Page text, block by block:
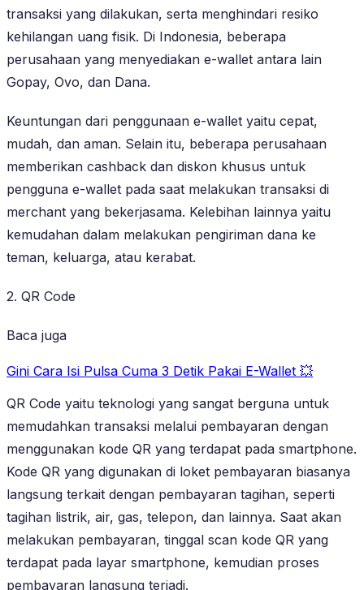
transaksi yang dilakukan, serta menghindari resiko
kehilangan uang fisik. Di Indonesia, beberapa
perusahaan yang menyediakan e-wallet antara lain
Gopay, Ovo, dan Dana.
Keuntungan dari penggunaan e-wallet yaitu cepat,
mudah, dan aman. Selain itu, beberapa perusahaan
memberikan cashback dan diskon khusus untuk
pengguna e-wallet pada saat melakukan transaksi di
merchant yang bekerjasama. Kelebihan lainnya yaitu
kemudahan dalam melakukan pengiriman dana ke
teman, keluarga, atau kerabat.
2. QR Code
Baca juga
Gini Cara Isi Pulsa Cuma 3 Detik Pakai E-Wallet 💥
QR Code yaitu teknologi yang sangat berguna untuk
memudahkan transaksi melalui pembayaran dengan
menggunakan kode QR yang terdapat pada smartphone.
Kode QR yang digunakan di loket pembayaran biasanya
langsung terkait dengan pembayaran tagihan, seperti
tagihan listrik, air, gas, telepon, dan lainnya. Saat akan
melakukan pembayaran, tinggal scan kode QR yang
terdapat pada layar smartphone, kemudian proses
pembayaran langsung terjadi.